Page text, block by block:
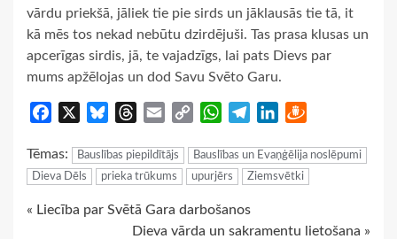
vārdu priekšā, jāliek tie pie sirds un jāklausās tie tā, it
kā mēs tos nekad nebūtu dzirdējuši. Tas prasa klusas un
apcerīgas sirdis, jā, te vajadzīgs, lai pats Dievs par
mums apžēlojas un dod Savu Svēto Garu.
Facebook BlueskyThreads
Email
Copy
WhatsApp
TelegramLinkedIn
Tēmas: Bauslības piepildītājs
Bauslības un Evaņģēlija noslēpumi
Dieva Dēls
prieka trūkums upurjērs Ziemsvētki
Continue
« Liecība par Svētā Gara darbošanos
Dieva vārda un sakramentu lietošana »